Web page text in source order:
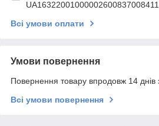
Всі умови оплати
Умови повернення
Повернення товару впродовж 14 днів
Всі умови повернення